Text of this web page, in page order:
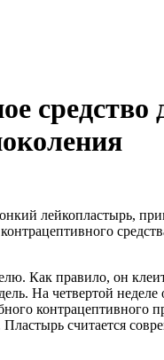
лейкопластырь,
Как правило, он
На четвертой
контрацептивного
считается